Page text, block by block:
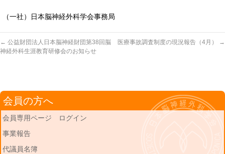
（一社）日本脳神経外科学会事務局
← 公益財団法人日本脳神経財団第38回脳
神経外科生涯教育研修会のお知らせ
医療事故調査制度の現況報告（4月） →
会員の方へ
会員専用ページ ログイン
事業報告
代議員名簿